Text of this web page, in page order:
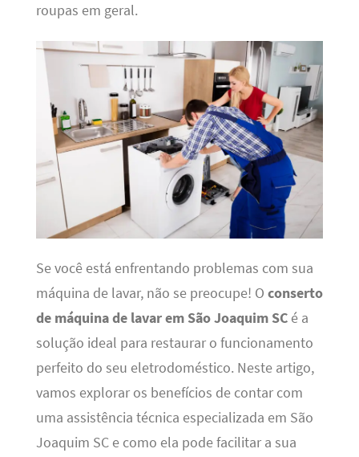
roupas em geral.
Se você está enfrentando problemas com sua
máquina de lavar, não se preocupe! O conserto
de máquina de lavar em São Joaquim SCé a
solução ideal para restaurar o funcionamento
perfeito do seu eletrodoméstico. Neste artigo,
vamos explorar os benefícios de contar com
uma assistência técnica especializada em São
Joaquim SC e como ela pode facilitar a sua